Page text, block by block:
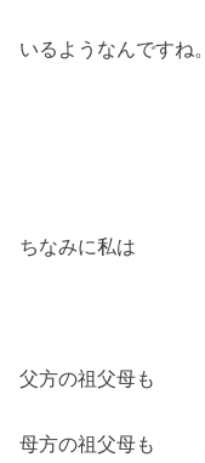
いるようなんですね。
ちなみに私は
父方の祖父母も
母方の祖父母も